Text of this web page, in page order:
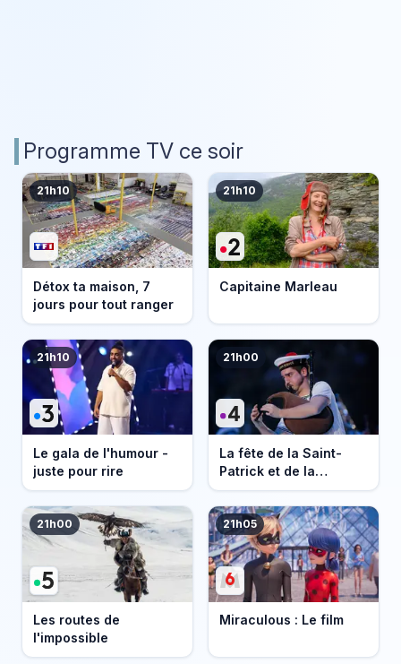
Programme TV ce soir
21h10
Détox ta maison, 7
jours pour tout ranger
21h10
Capitaine Marleau
21h10
Le gala de l'humour -
juste pour rire
21h00
La fête de la Saint-
Patrick et de la
Bretagne
21h00
Les routes de
l'impossible
21h05
Miraculous : Le film